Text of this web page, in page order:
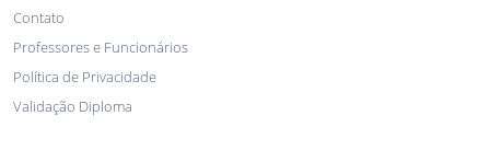
Contato
Professores e Funcionários
Política de Privacidade
Validação Diploma